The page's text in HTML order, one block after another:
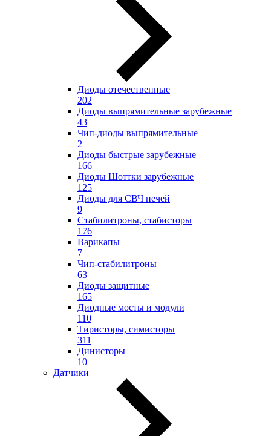
Диоды отечественные
202
Диоды выпрямительные зарубежные
43
Чип-диоды выпрямительные
2
Диоды быстрые зарубежные
166
Диоды Шоттки зарубежные
125
Диоды для СВЧ печей
9
Стабилитроны, стабисторы
176
Варикапы
7
Чип-стабилитроны
63
Диоды защитные
165
Диодные мосты и модули
110
Тиристоры, симисторы
311
Динисторы
10
Датчики